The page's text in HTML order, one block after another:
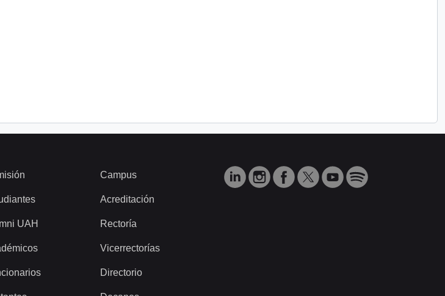
UAH
Campus
Acreditación
Rectoría
Vicerrectorías
Directorio